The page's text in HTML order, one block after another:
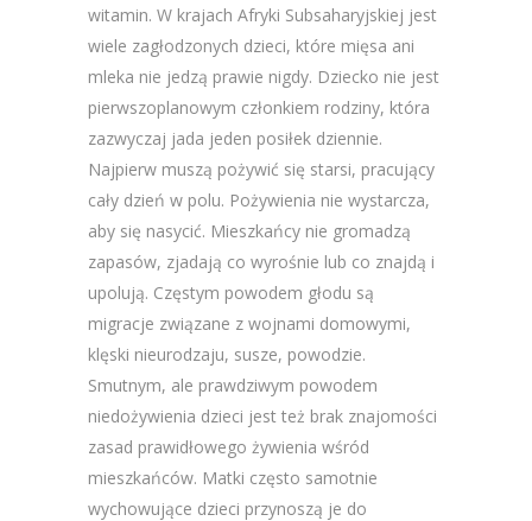
witamin. W krajach Afryki Subsaharyjskiej jest
wiele zagłodzonych dzieci, które mięsa ani
mleka nie jedzą prawie nigdy. Dziecko nie jest
pierwszoplanowym członkiem rodziny, która
zazwyczaj jada jeden posiłek dziennie.
Najpierw muszą pożywić się starsi, pracujący
cały dzień w polu. Pożywienia nie wystarcza,
aby się nasycić. Mieszkańcy nie gromadzą
zapasów, zjadają co wyrośnie lub co znajdą i
upolują. Częstym powodem głodu są
migracje związane z wojnami domowymi,
klęski nieurodzaju, susze, powodzie.
Smutnym, ale prawdziwym powodem
niedożywienia dzieci jest też brak znajomości
zasad prawidłowego żywienia wśród
mieszkańców. Matki często samotnie
wychowujące dzieci przynoszą je do